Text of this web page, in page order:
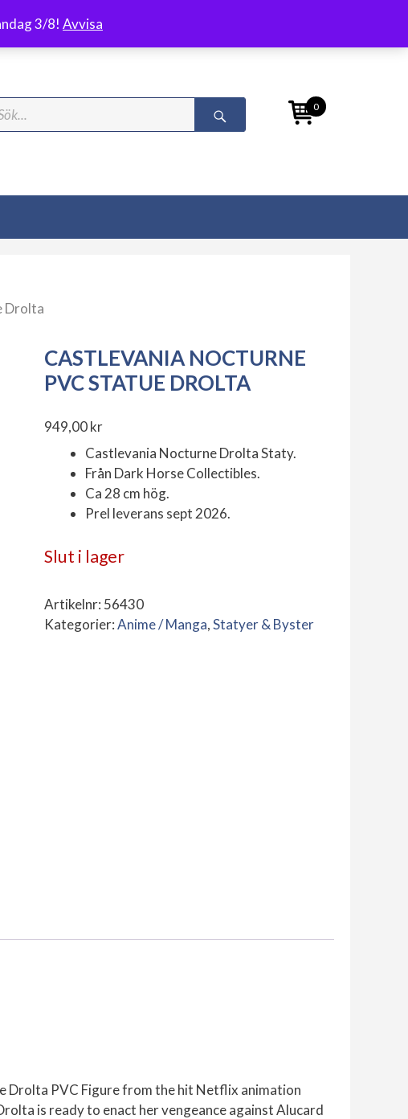
3/8! Avvisa
0
Drolta
CASTLEVANIA NOCTURNE
PVC STATUE DROLTA
949,00kr
Castlevania Nocturne Drolta Staty.
Från Dark Horse Collectibles.
Ca 28 cm hög.
Prel leverans sept 2026.
Slut i lager
Artikelnr: 56430
Kategorier:Anime / Manga,Statyer & Byster
Drolta PVC Figure from the hit Netflix animation
is ready to enact her vengeance against Alucard